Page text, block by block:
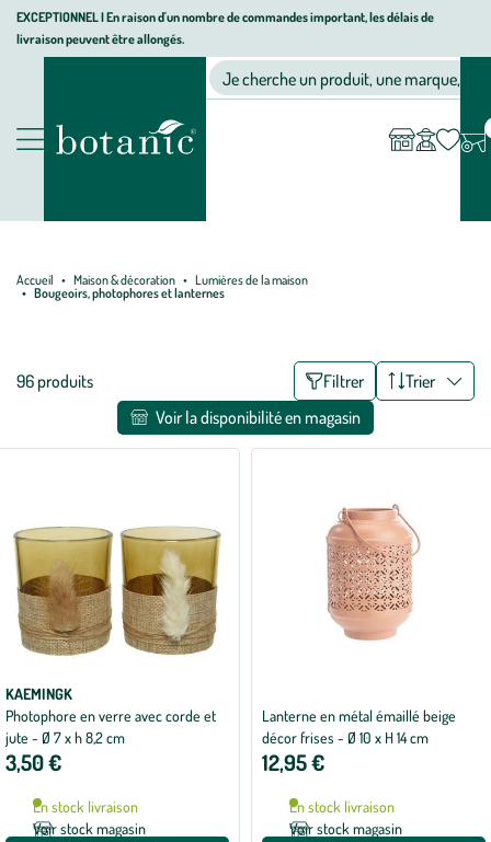
Aller
Aller
au
Aller
au
page
EXCEPTIONNEL I En raison d'un nombre de commandes important, les délais de
livraison peuvent être allongés.
Nos
animalerie,
décoration,
botanic®
Je cherche un produit, une marque, un
compte
Accueil Maison & décoration
Lumières de la maison
Bougeoirs, photophores et lanternes
Liste
appliqués
96 produits Filtrer
Trier
Voir la disponibilité en magasin
KAEMINGK
Photophore en verre avec corde et
jute - Ø 7 x h 8,2 cm
3,50 €
En stock livraison
Voir stock magasin
Lanterne en métal émaillé beige
décor frises - Ø 10 x H 14 cm
12,95 €
En stock livraison
Voir stock magasin